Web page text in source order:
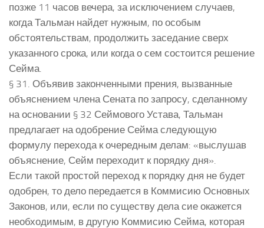
позже 11 часов вечера, за исключением случаев,
когда Тальман найдет нужным, по особым
обстоятельствам, продолжить заседание сверх
указанного срока, или когда о сем состоится решение
Сейма.
§ 31. Объявив законченными прения, вызванные
объяснением члена Сената по запросу, сделанному
на основании § 32 Сеймового Устава, Тальман
предлагает на одобрение Сейма следующую
формулу перехода к очередным делам: «выслушав
объяснение, Сейм переходит к порядку дня».
Если такой простой переход к порядку дня не будет
одобрен, то дело передается в Коммисию Основных
Законов, или, если по существу дела сие окажется
необходимым, в другую Коммисию Сейма, которая